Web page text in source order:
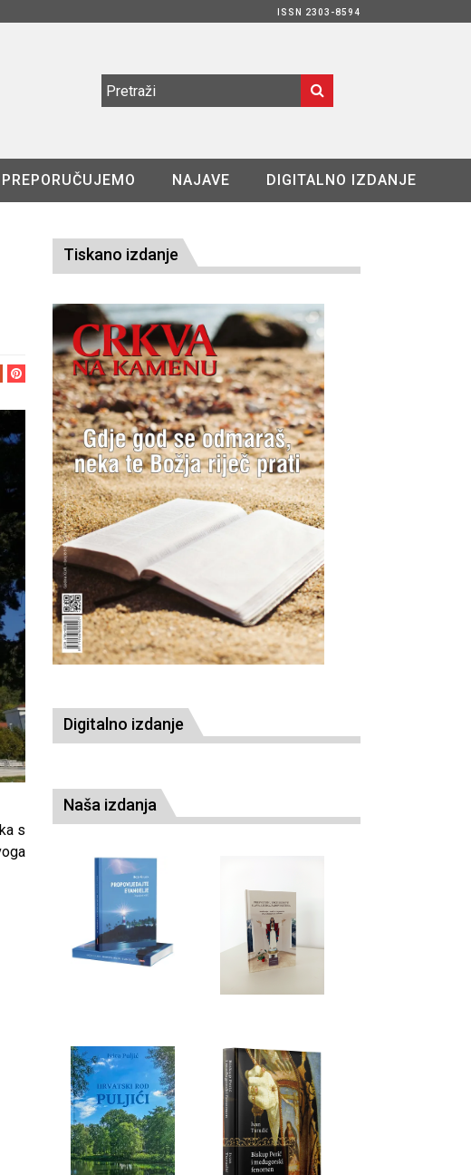
ISSN 2303-8594
PREPORUČUJEMO NAJAVE DIGITALNO IZDANJE
s
Tiskano izdanje
Digitalno izdanje
Naša izdanja